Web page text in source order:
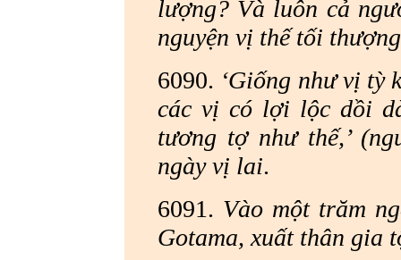
lượng? Và luôn cả
nguyện vị thế tối
6090. ‘Giống như vị tỳ
các vị có lợi lộc dồi
tương tợ như thế,’
ngày vị lai.
6091. Vào một trăm
Gotama, xuất thân gia